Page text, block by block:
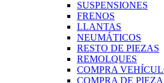
SUSPENSIONES
FRENOS
LLANTAS
NEUMÁTICOS
RESTO DE PIEZAS
REMOLQUES
COMPRA
COMPRA DE